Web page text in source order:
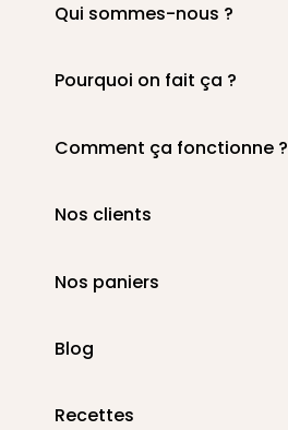
Qui sommes-nous ?
Pourquoi on fait ça ?
Comment ça fonctionne ?
Nos clients
Nos paniers
Blog
Recettes